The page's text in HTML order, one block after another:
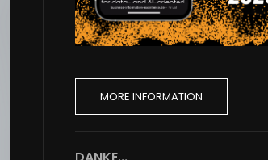
MORE INFORMATION